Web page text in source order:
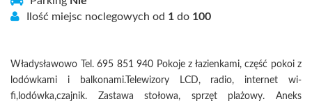
Ilość miejsc noclegowych od 1 do 100
Władysławowo Tel. 695 851 940 Pokoje z łazienkami, część pokoi z
lodówkami i balkonami.Telewizory LCD, radio, internet wi-
fi,lodówka,czajnik. Zastawa stołowa, sprzęt plażowy. Aneks